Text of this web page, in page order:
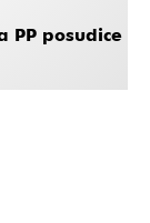
PP posudice